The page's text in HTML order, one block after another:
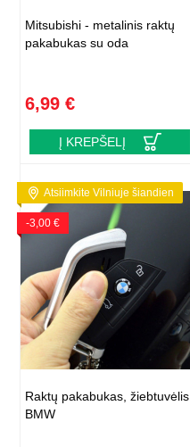
Mitsubishi - metalinis raktų
pakabukas su oda
6,99 €
Į KREPŠELĮ
Atsiimkite Vilniuje šiandien
-3,00 €
Raktų pakabukas, žiebtuvėlis
BMW